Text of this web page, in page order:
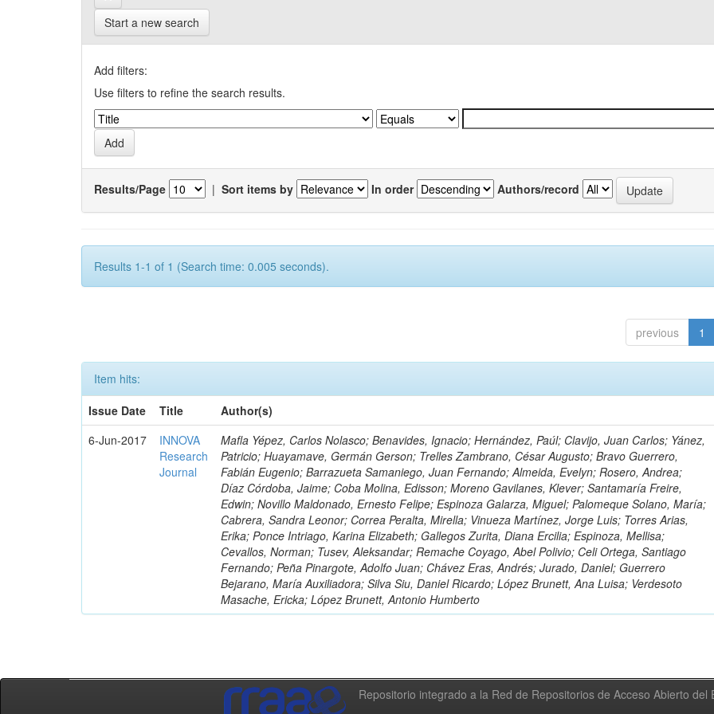
Start a new search
Add filters:
Use filters to refine the search results.
Results/Page | Sort items by In order Authors/record
Results 1-1 of 1 (Search time: 0.005 seconds).
previous 1
Item hits:
Issue Date
Title
Author(s)
6-Jun-2017
INNOVA
Research
Journal
Mafla Yépez, Carlos Nolasco; Benavides, Ignacio; Hernández, Paúl; Clavijo, Juan Carlos; Yánez,
Patricio; Huayamave, Germán Gerson; Trelles Zambrano, César Augusto; Bravo Guerrero,
Fabián Eugenio; Barrazueta Samaniego, Juan Fernando; Almeida, Evelyn; Rosero, Andrea;
Díaz Córdoba, Jaime; Coba Molina, Edisson; Moreno Gavilanes, Klever; Santamaría Freire,
Edwin; Novillo Maldonado, Ernesto Felipe; Espinoza Galarza, Miguel; Palomeque Solano, María;
Cabrera, Sandra Leonor; Correa Peralta, Mirella; Vinueza Martínez, Jorge Luis; Torres Arias,
Erika; Ponce Intriago, Karina Elizabeth; Gallegos Zurita, Diana Ercilia; Espinoza, Mellisa;
Cevallos, Norman; Tusev, Aleksandar; Remache Coyago, Abel Polivio; Celi Ortega, Santiago
Fernando; Peña Pinargote, Adolfo Juan; Chávez Eras, Andrés; Jurado, Daniel; Guerrero
Bejarano, María Auxiliadora; Silva Siu, Daniel Ricardo; López Brunett, Ana Luisa; Verdesoto
Masache, Ericka; López Brunett, Antonio Humberto
Repositorio integrado a la Red de Repositorios de Acceso Abierto del